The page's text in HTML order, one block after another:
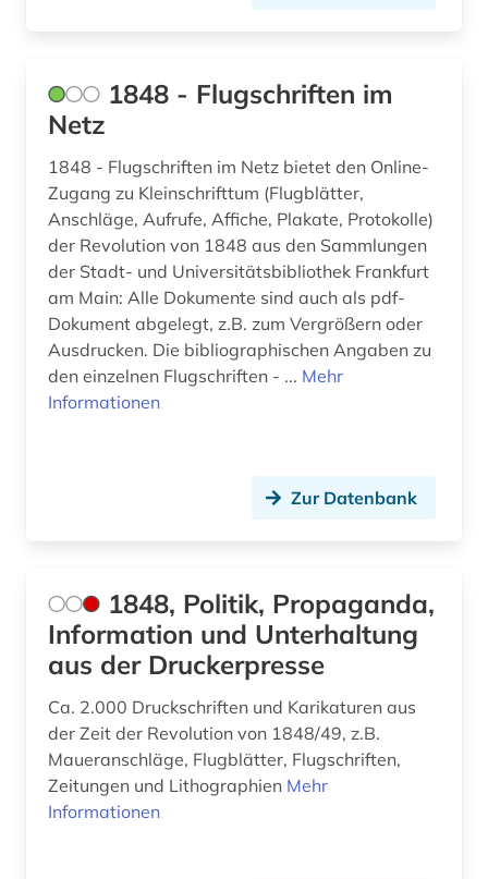
bundestages (1)
autobiografische literatur (4)
autobiographie (1)
autografen (1)
autograph (3)
autor (2)
außenhandel (3)
axel oxenstierna (1)
bad kissingen (1)
bad reichenhall (1)
baden (3)
baden-württemberg (12)
1848 - Flugschriften im
Netz
1848 - Flugschriften im Netz bietet den Online-
Zugang zu Kleinschrifttum (Flugblätter,
Anschläge, Aufrufe, Affiche, Plakate, Protokolle)
der Revolution von 1848 aus den Sammlungen
der Stadt- und Universitätsbibliothek Frankfurt
am Main: Alle Dokumente sind auch als pdf-
Dokument abgelegt, z.B. zum Vergrößern oder
Ausdrucken. Die bibliographischen Angaben zu
den einzelnen Flugschriften - ... Mehr
Informationen
Zur Datenbank
1848, Politik, Propaganda,
Information und Unterhaltung
aus der Druckerpresse
Ca. 2.000 Druckschriften und Karikaturen aus
der Zeit der Revolution von 1848/49, z.B.
Maueranschläge, Flugblätter, Flugschriften,
Zeitungen und Lithographien Mehr
Informationen